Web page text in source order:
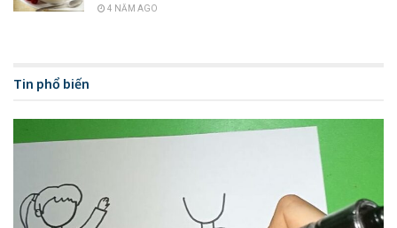
4 NĂM AGO
Tin phổ biến